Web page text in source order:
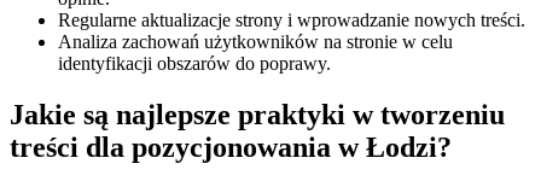
Regularne aktualizacje strony i wprowadzanie nowych treści.
Analiza zachowań użytkowników na stronie w celu
identyfikacji obszarów do poprawy.
Jakie są najlepsze praktyki w tworzeniu
treści dla pozycjonowania w Łodzi?